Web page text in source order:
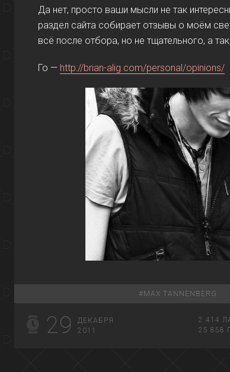
Да нет, просто ваши мысли не так
раздел сайта собирает отзывы о моём
всё после отбора, но не тщательного, а
Го — http://brian-alig.com/personal/opinions/
# MAX TANNENBERG
29
ДЕКАБРЯ
2011
2 414
25 858